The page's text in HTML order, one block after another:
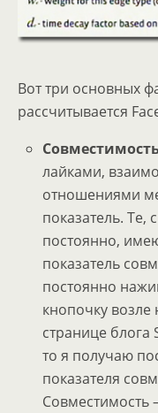
Вот три основных
рассчитывается
лайками,
отношениями
показатель. Те,
постоянно,
показатель
постоянно
кнопочку
странице блога
то я получаю
показателя
Совместимость